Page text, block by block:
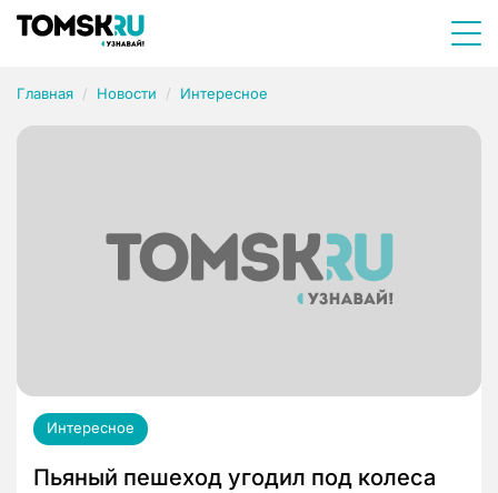
Главная Новости Интересное
Интересное
Пьяный пешеход угодил под колеса